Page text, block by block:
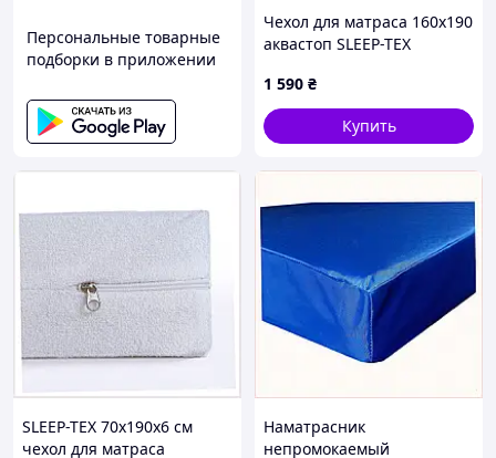
Персональные товарные
подборки в приложении
Чехол для матраса 160х190
аквастоп SLEEP-TEX
1 590 ₴
Купить
SLEEP-TEX 70х190х6 см
чехол для матраса
Наматрасник
непромокаемый